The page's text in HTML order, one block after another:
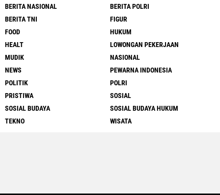
BERITA NASIONAL
BERITA POLRI
BERITA TNI
FIGUR
FOOD
HUKUM
HEALT
LOWONGAN PEKERJAAN
MUDIK
NASIONAL
NEWS
PEWARNA INDONESIA
POLITIK
POLRI
PRISTIWA
SOSIAL
SOSIAL BUDAYA
SOSIAL BUDAYA HUKUM
TEKNO
WISATA